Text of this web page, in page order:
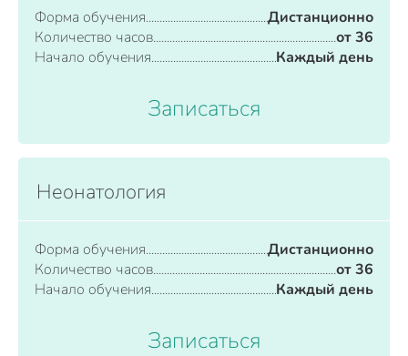
Форма обучения
Дистанционно
Количество часов
от 36
Начало обучения
Каждый день
Записаться
Неонатология
Форма обучения
Дистанционно
Количество часов
от 36
Начало обучения
Каждый день
Записаться